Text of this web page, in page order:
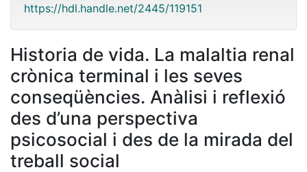
https://hdl.handle.net/2445/119151
Historia de vida. La malaltia renal
crònica terminal i les seves
conseqüències. Anàlisi i reflexió
des d’una perspectiva
psicosocial i des de la mirada del
treball social